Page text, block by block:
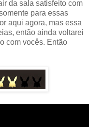
da sala satisfeito com
para essas
aqui agora, mas essa
então ainda voltarei
com vocês. Então